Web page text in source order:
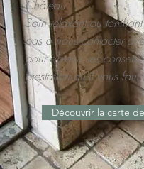
Château.
Soin relaxant ou
pas à nous contacter
pour obtenir ses conseils
prestation qu'il vous faut
Découvrir la carte